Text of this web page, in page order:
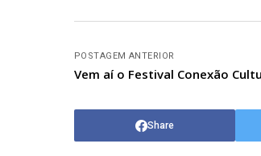
POSTAGEM ANTERIOR
Vem aí o Festival Conexão
Share